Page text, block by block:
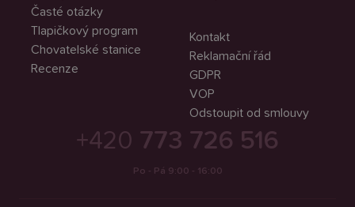
Časté otázky
Tlapičkový program
Chovatelské stanice
Recenze
Kontakt
Reklamační řád
GDPR
VOP
Odstoupit od smlouvy
+420 773 726 516
Po - Pá 9:00 - 16:00